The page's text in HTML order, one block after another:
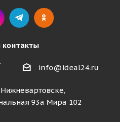
info@ideal24.ru
93а Мира 102